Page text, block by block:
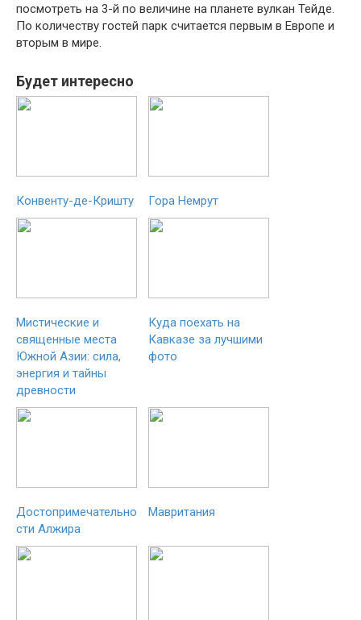
посмотреть на 3-й по величине на планете вулкан Тейде.
По количеству гостей парк считается первым в Европе и
вторым в мире.
Будет интересно
Конвенту-де-Кришту Гора Немрут
Мистические и
священные места
Южной Азии: сила,
энергия и тайны
древности
Куда поехать на
Кавказе за лучшими
фото
Достопримечательно
сти Алжира
Мавритания